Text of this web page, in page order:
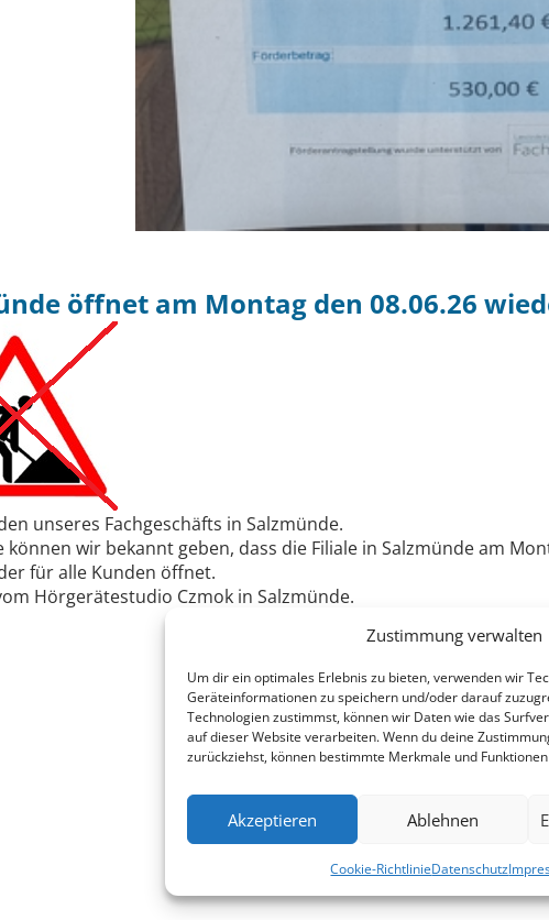
Zustimmung verwalten
Um dir ein optimales Erlebnis zu bieten, verwenden wir
Geräteinformationen zu speichern und/oder darauf
Technologien zustimmst, können wir Daten wie das
auf dieser Website verarbeiten. Wenn du deine
zurückziehst, können bestimmte Merkmale und
Akzeptieren Ablehnen
Cookie-RichtlinieDatenschutz
öffnet am Montag den 08.06.26
unseres Fachgeschäfts in Salzmünde.
können wir bekannt geben, dass die Filiale in Salzmünde am
für alle Kunden öffnet.
Hörgerätestudio Czmok in Salzmünde.